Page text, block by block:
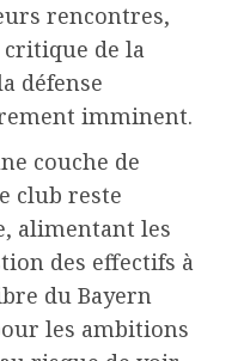
rencontres,
de la
défense
imminent.
couche de
club reste
alimentant les
des effectifs à
du Bayern
les ambitions